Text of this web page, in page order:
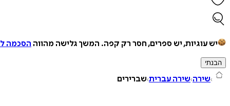
יש עוגיות, יש ספרים, חסר רק קפה. המשך גלישה מהווה הסכמה
הבנתי
שירה שירה עברית שברירים